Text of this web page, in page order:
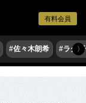
有料会員
#佐々木朗希 #ラグ〉